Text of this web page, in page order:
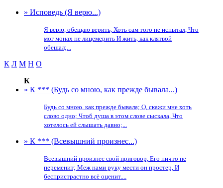
» Исповедь (Я верю...)
Я верю, обещаю верить, Хоть сам того не испытал, Что
мог монах не лицемерить И жить, как клятвой
обещал;...
К Л М Н О
К
» К *** (Будь со мною, как прежде бывала...)
Будь со мною, как прежде бывала; О, скажи мне хоть
слово одно; Чтоб душа в этом слове сыскала, Что
хотелось ей слышать давно;...
» К *** (Всевышний произнес...)
Всевышний произнес свой приговор, Его ничто не
переменит; Меж нами руку мести он простер, И
беспристрастно всё оценит....